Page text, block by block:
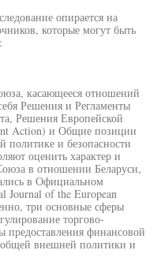
опирается на
которые могут быть
касающееся отношений
Решения и Регламенты
Решения Европейской
Action) и Общие позиции
и безопасности
оценить характер и
в отношении Беларуси,
в Официальном
Journal of the European
три основные сферы
торгово-
финансовой
внешней политики и